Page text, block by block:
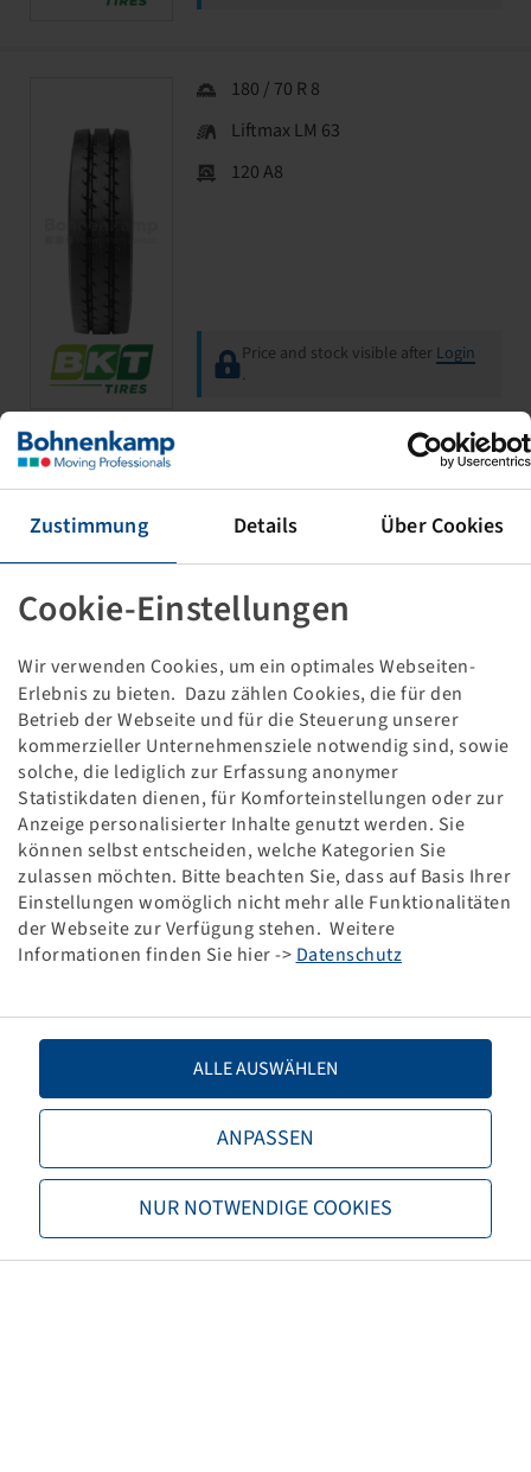
Zustimmung Details Über Cookies
Cookie-Einstellungen
Wir verwenden Cookies, um ein optimales Webseiten-
Erlebnis zu bieten. Dazu zählen Cookies, die für den
Betrieb der Webseite und für die Steuerung unserer
kommerzieller Unternehmensziele notwendig sind, sowie
solche, die lediglich zur Erfassung anonymer
Statistikdaten dienen, für Komforteinstellungen oder zur
Anzeige personalisierter Inhalte genutzt werden. Sie
können selbst entscheiden, welche Kategorien Sie
zulassen möchten. Bitte beachten Sie, dass auf Basis Ihrer
Einstellungen womöglich nicht mehr alle Funktionalitäten
der Webseite zur Verfügung stehen. Weitere
Informationen finden Sie hier -> Datenschutz
ALLE AUSWÄHLEN
ANPASSEN
NUR NOTWENDIGE COOKIES
180 / 70 R 8
Liftmax LM 63
120 A8
Price and stock visible after Login
.
Maglift
Price and stock visible afterLogin
.
15 x 4.5 - 8 / 3.00 D
Maglift
Price and stock visible after
.